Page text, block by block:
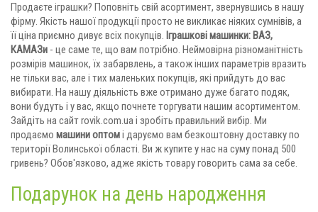
Продаєте іграшки? Поповніть свій асортимент, звернувшись в нашу
фірму. Якість нашої продукції просто не викликає ніяких сумнівів, а
її ціна приємно дивує всіх покупців. Іграшкові машинки: ВАЗ,
КАМАЗи - це саме те, що вам потрібно. Неймовірна різноманітність
розмірів машинок, їх забарвлень, а також інших параметрів вразить
не тільки вас, але і тих маленьких покупців, які прийдуть до вас
вибирати. На нашу діяльність вже отримано дуже багато подяк,
вони будуть і у вас, якщо почнете торгувати нашим асортиментом.
Зайдіть на сайт rovik.com.ua і зробіть правильний вибір. Ми
продаємо машини оптомі даруємо вам безкоштовну доставку по
території Волинської області. Ви ж купите у нас на суму понад 500
гривень? Обов'язково, адже якість товару говорить сама за себе.
Подарунок на день народження